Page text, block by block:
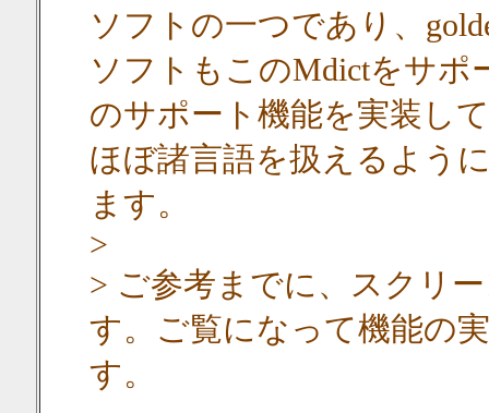
ソフトの一つであり、
ソフトもこのMdictをサポ
のサポート機能を実装し
ほぼ諸言語を扱えるよう
ます。
>
> ご参考までに、スクリ
す。ご覧になって機能の
す。